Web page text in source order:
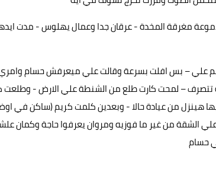
مغرقة المخدة - عرقان جدا وعمال يهلوس - مدت
علي – بس افلت بسرعة وقالت علي ميعرفش حسام
– لمحت كارت طلع من الشنطة علي الارض - وطلعت
هينزل من عيادة حالا - وبعدين كلمت كريم (ساكن في
الشقة من غير ما فوزيه ومروان يعرفوا حاجة وكمان
حسام